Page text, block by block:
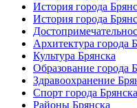
История города
История города
Архитектура города
Культура Брянска
Образование города
Здравоохранение
Спорт города Брянска
Районы Брянска